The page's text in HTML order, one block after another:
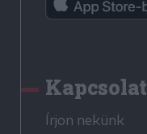
Kapcsolat
Írjon nekünk